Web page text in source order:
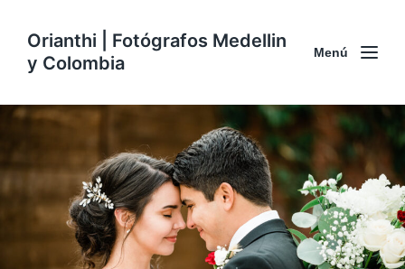
Orianthi | Fotógrafos Medellin
y Colombia
Menú